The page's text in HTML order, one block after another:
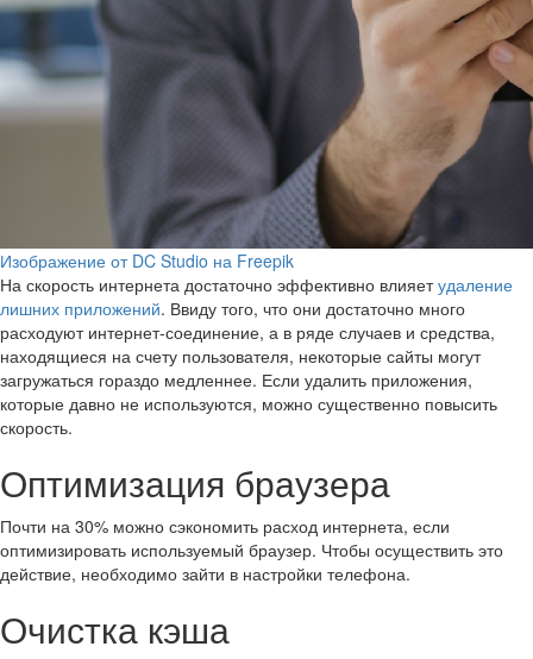
Изображение от DC Studio на Freepik
На скорость интернета достаточно эффективно влияетудаление
лишних приложений. Ввиду того, что они достаточно много
расходуют интернет-соединение, а в ряде случаев и средства,
находящиеся на счету пользователя, некоторые сайты могут
загружаться гораздо медленнее. Если удалить приложения,
которые давно не используются, можно существенно повысить
скорость.
Оптимизация браузера
Почти на 30% можно сэкономить расход интернета, если
оптимизировать используемый браузер. Чтобы осуществить это
действие, необходимо зайти в настройки телефона.
Очистка кэша